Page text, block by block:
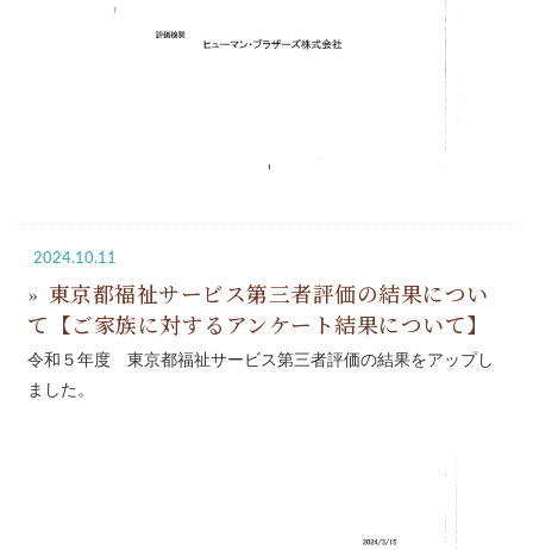
2024.10.11
東京都福祉サービス第三者評価の結果につい
て【ご家族に対するアンケート結果について】
令和５年度 東京都福祉サービス第三者評価の結果をアップし
ました。